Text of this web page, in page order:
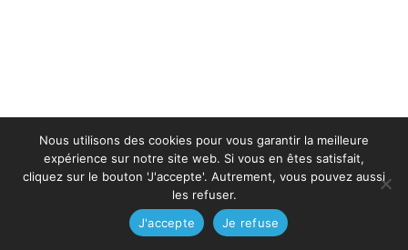
Nous utilisons des cookies pour vous garantir la meilleure
expérience sur notre site web. Si vous en êtes satisfait,
cliquez sur le bouton 'J'accepte'. Autrement, vous pouvez aussi
les refuser.
J'accepte
Je refuse